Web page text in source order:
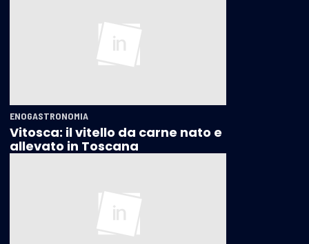
ENOGASTRONOMIA
Vitosca: il vitello da carne nato e
allevato in Toscana